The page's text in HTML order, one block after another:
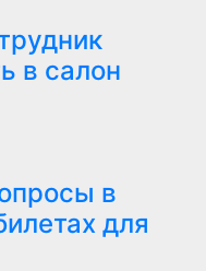
в салон
в
для